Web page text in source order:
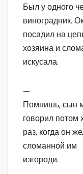
Был у одного
виноградник.
посадил на
хозяина и
искусала.
—
Помнишь, сын
говорил потом
раз, когда он
сломанной им
изгороди.